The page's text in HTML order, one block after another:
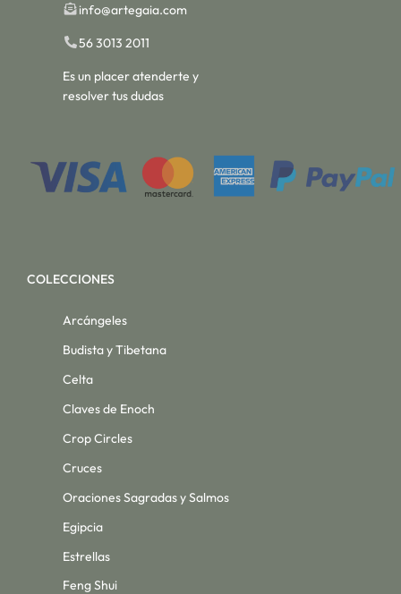
info@artegaia.com
56 3013 2011
Es un placer atenderte y
resolver tus dudas
COLECCIONES
Arcángeles
Budista y Tibetana
Celta
Claves de Enoch
Crop Circles
Cruces
Oraciones Sagradas y Salmos
Egipcia
Estrellas
Feng Shui